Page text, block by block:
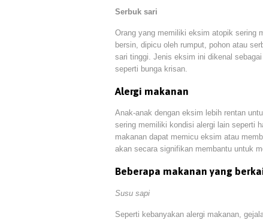
Serbuk sari
Orang yang memiliki eksim atopik sering
bersin, dipicu oleh rumput, pohon atau
sari tinggi. Jenis eksim ini dikenal
seperti bunga krisan.
Alergi makanan
Anak-anak dengan eksim lebih rentan
sering memiliki kondisi alergi lain seperti
makanan dapat memicu eksim atau
akan secara signifikan membantu untuk
Beberapa makanan yang
Susu sapi
Seperti kebanyakan alergi makanan,